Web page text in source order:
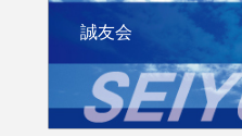
誠友会